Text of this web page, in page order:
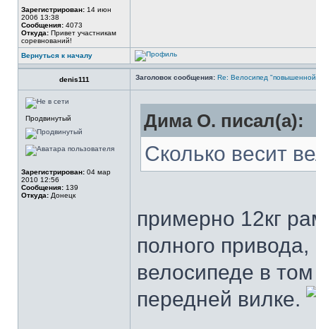
Зарегистрирован: 14 июн
2006 13:38
Сообщения: 4073
Откуда: Привет участникам
соревнований!
Вернуться к началу
denis111 Заголовок сообщения: Re: Велосипед
Продвинутый
Зарегистрирован: 04 мар
2010 12:56
Сообщения: 139
Откуда: Донецк
Дима О. писал(а):
Сколько весит
примерно 12кг
полного
велосипеде в
передней вилке.